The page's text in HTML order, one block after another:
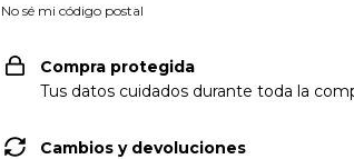
No sé mi código postal
Compra protegida
Tus datos cuidados durante toda la
Cambios y devoluciones